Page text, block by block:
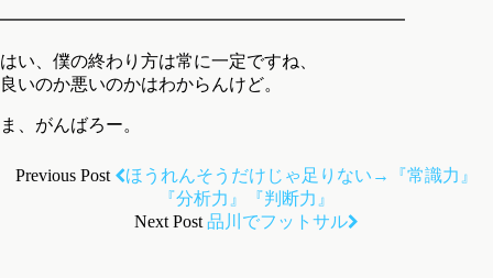
━━━━━━━━━━━━━━━━━━━━━━━
はい、僕の終わり方は常に一定ですね、
良いのか悪いのかはわからんけど。
ま、がんばろー。
Previous Post
ほうれんそうだけじゃ足りない→『常識力』
『分析力』『判断力』
Next Post 品川でフットサル